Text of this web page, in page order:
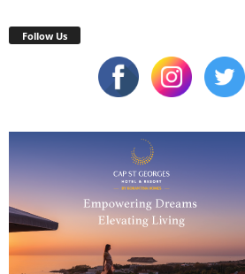
Follow Us